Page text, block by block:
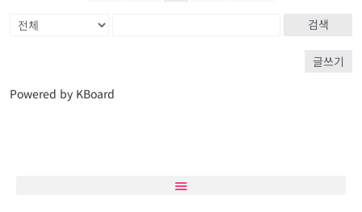
검색
글쓰기
Powered by KBoard